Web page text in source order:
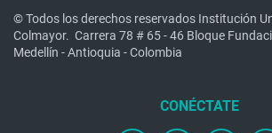
© Todos los derechos reservados Institución
Colmayor. Carrera 78 # 65 - 46 Bloque
Medellín - Antioquia - Colombia